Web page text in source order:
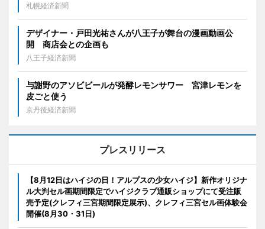
札幌経済新聞
デザイナー・戸田光祐さんが八王子が舞台の漫画動画公
開 商店会との企画も
八王子経済新聞
与謝野のアソビビールが発酵レモンサワー 宮津レモンを
皮ごと使う
京丹後経済新聞
プレスリリース
【8月12日はハイジの日！アルプスの少女ハイジ】新作オリジナ
ル大判セル画期間限定でハイジクラブ通販ショップにて受注販
売予定(クレフィ三宮期間限定展示)、クレフィ三宮セル画体験会
開催(8月30・31日)